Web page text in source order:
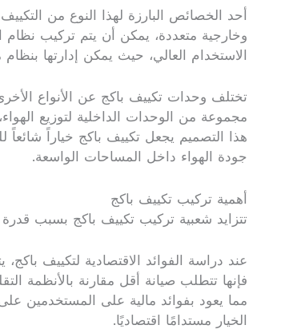
أحد الخصائص البارزة لهذا النوع من
وخارجية متعددة، يمكن أن يتم تركيب نظام
الاستخدام العالي، حيث يمكن إدارتها
تختلف وحدات تكييف باكج عن الأنواع
مجموعة من الوحدات الداخلية لتوزيع
هذا التصميم يجعل تكييف باكج خياراً شائعاً
جودة الهواء داخل المساحات الواسعة.
أهمية تركيب تكييف باكج
تتزايد شعبية تركيب تكييف باكج بسبب
عند دراسة الفوائد الاقتصادية لتكييف
فإنها تتطلب صيانة أقل مقارنة بالأنظمة
مما يعود بفوائد مالية على المستخدمين
الخيار مستدامًا اقتصاديًا.